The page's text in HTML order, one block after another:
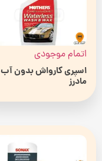
اتمام موجودی
اسپری کارواش بدون آب
مادرز